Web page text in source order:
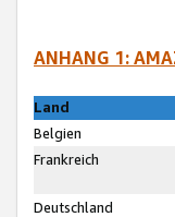
ANHANG 1:
Land
Belgien
Frankreich
Deutschland